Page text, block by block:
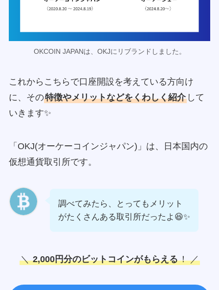
OKCOIN JAPANは、OKJにリブランドしました。
これからこちらで口座開設を考えている方向け
に、その特徴やメリットなどをくわしく紹介して
いきます✨
「OKJ(オーケーコインジャパン)」は、日本国内の
仮想通貨取引所です。
調べてみたら、とってもメリット
がたくさんある取引所だったよ😆✨
＼2,000円分のビットコインがもらえる！ ／